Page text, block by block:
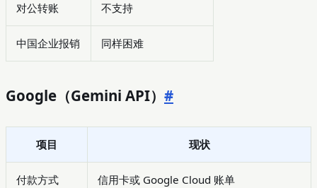
对公转账 不支持
中国企业报销 同样困难
Google（Gemini API） #
项目 现状
付款方式 信用卡或 Google Cloud 账单